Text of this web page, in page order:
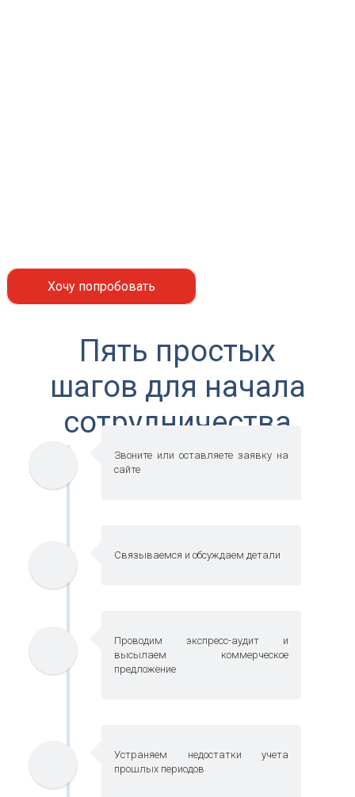
Хочу попробовать
Пять простых
шагов для начала
сотрудничества
Звоните или оставляете заявку на
сайте
Связываемся и обсуждаем детали
Проводим экспресс-аудит и
высылаем коммерческое
предложение
Устраняем недостатки учета
прошлых периодов